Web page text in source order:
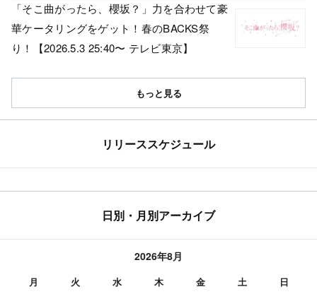
「そこ曲がったら、櫻坂？」力を合わせて豪
華ケータリングをゲット！春のBACKS祭
り！【2026.5.3 25:40〜 テレビ東京】
もっと見る
リリーススケジュール
日別・月別アーカイブ
2026年8月
月 火 水 木 金 土 日